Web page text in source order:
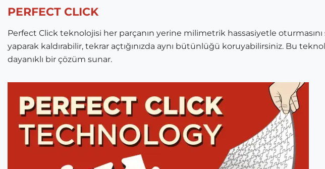
PERFECT CLICK
Perfect Click teknolojisi her parçanın yerine milimetrik hassasiyetle
yaparak kaldırabilir, tekrar açtığınızda aynı bütünlüğü koruyabilirsiniz. Bu
dayanıklı bir çözüm sunar.